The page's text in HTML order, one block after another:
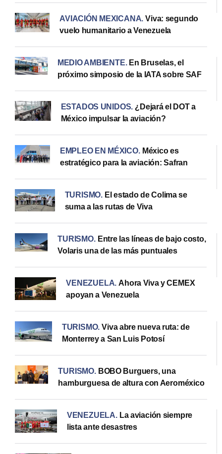
AVIACIÓN MEXICANA. Viva: segundo
vuelo humanitario a Venezuela
MEDIO AMBIENTE. En Bruselas, el
próximo simposio de la IATA sobre SAF
ESTADOS UNIDOS. ¿Dejará el DOT a
México impulsar la aviación?
EMPLEO EN MÉXICO. México es
estratégico para la aviación: Safran
TURISMO. El estado de Colima se
suma a las rutas de Viva
TURISMO. Entre las líneas de bajo costo,
Volaris una de las más puntuales
VENEZUELA. Ahora Viva y CEMEX
apoyan a Venezuela
TURISMO. Viva abre nueva ruta: de
Monterrey a San Luis Potosí
TURISMO. BOBO Burguers, una
hamburguesa de altura con Aeroméxico
VENEZUELA. La aviación siempre
lista ante desastres